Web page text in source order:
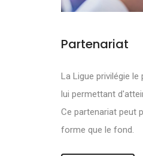
NOS
DE
Partenariat
La Ligue privilégie
lui permettant
Ce partenariat peut
forme que le fond.